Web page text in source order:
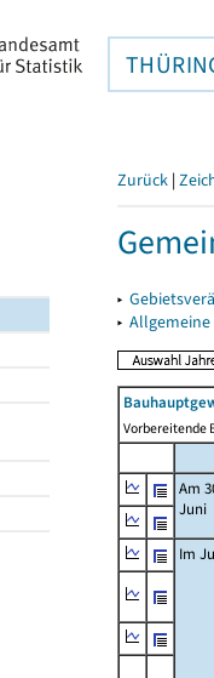
Zurück |
▸
▸
Vorbereitende
Am
Juni
Im